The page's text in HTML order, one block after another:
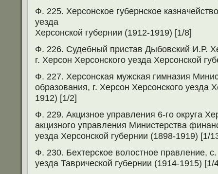
Ф. 225. Херсонское губернское
уезда
Херсонской губернии (1912-1919) [1/8]
Ф. 226. Судебный пристав Дыбовский И.Р.
г. Херсон Херсонского уезда Херсонской
Ф. 227. Херсонская мужская гимназия
образования, г. Херсон Херсонского уезда
1912) [1/2]
Ф. 229. Акцизное управления 6-го округа
акцизного управления Министерства
уезда Херсонской губернии (1898-1919) [1/
Ф. 230. Бехтерское волостное правление,
уезда Таврической губернии (1914-1915) [1/